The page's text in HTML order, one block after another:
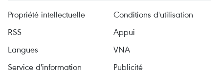
Propriété intellectuelle
Conditions d'utilisation
RSS
Appui
Langues
VNA
Service d'information
Publicité